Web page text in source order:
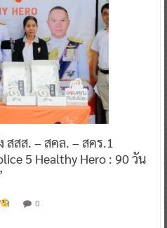
สสส. – สคล. – สคร.1
5 Healthy Hero : 90 วัน
0